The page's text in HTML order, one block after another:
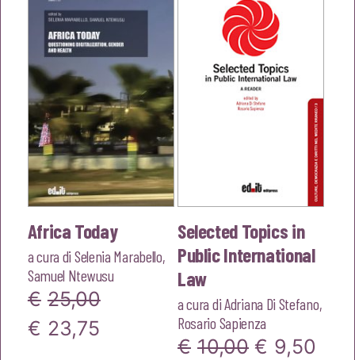
era:
€8,00.
€16,00.€15,20.
Africa Today
a cura di Selenia Marabello,
Samuel Ntewusu
€ 25,00
Il
€ 23,75Il
Selected Topics in
Public International
Law
a cura diAdriana Di Stefano,
Rosario Sapienza
€ 10,00 Il
€ 9,50